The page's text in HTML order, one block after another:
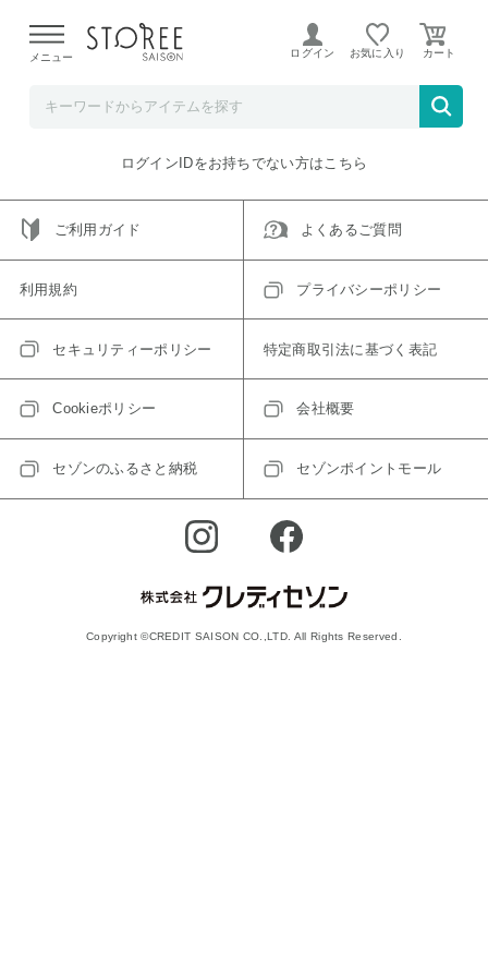
よる配送遅延が発生しております。
メニュー ログイン お気に入り
ご指定のアイテムは取り扱い終了、またはただいま取り扱い
トップへ戻る
ログインIDをお持ちでない方はこちら
ご利用ガイド よくあるご質問
利用規約 プライバシーポリシー
セキュリティーポリシー 特定商取引法に基づく表記
Cookieポリシー 会社概要
セゾンのふるさと納税 セゾンポイントモール
Copyright ©CREDIT SAISON CO.,LTD. All Rights Reserved.